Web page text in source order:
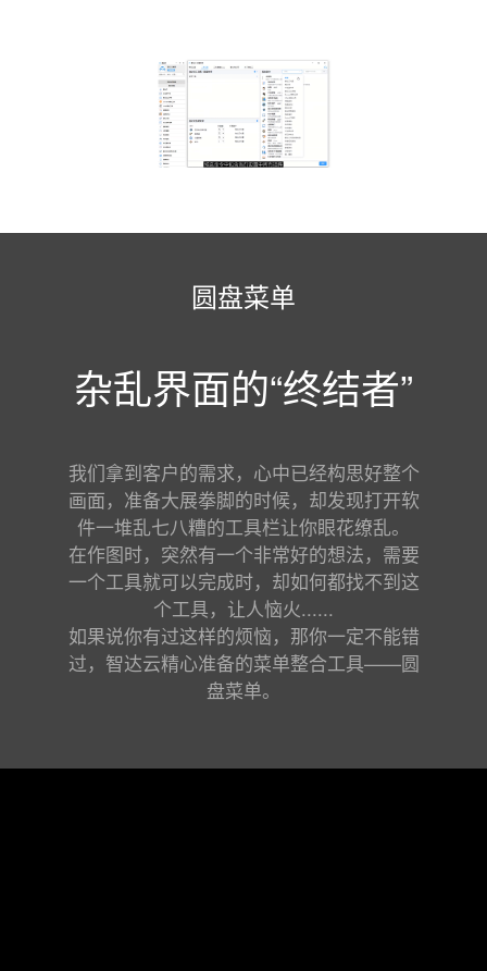
圆盘菜单
杂乱界面的“终结者”
我们拿到客户的需求，心中已经构思好整个
画面，准备大展拳脚的时候，却发现打开软
件一堆乱七八糟的工具栏让你眼花缭乱。
在作图时，突然有一个非常好的想法，需要
一个工具就可以完成时，却如何都找不到这
个工具，让人恼火......
如果说你有过这样的烦恼，那你一定不能错
过，智达云精心准备的菜单整合工具——圆
盘菜单。